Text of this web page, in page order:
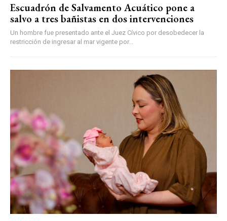
Escuadrón de Salvamento Acuático pone a
salvo a tres bañistas en dos intervenciones
Un hombre fue presentado ante el Juez Cívico por desobedecer la
restricción de ingresar al mar vigente por...